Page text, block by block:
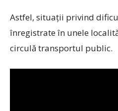
Astfel, situații privind
înregistrate în unele
circulă transportul public.